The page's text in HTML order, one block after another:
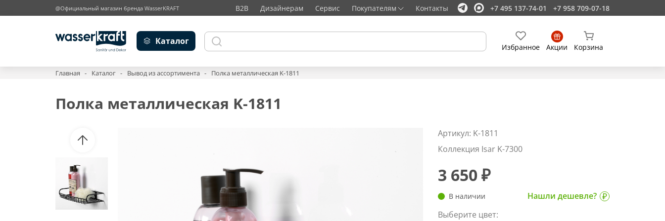
@Официальный магазин бренда WasserKRAFT B2B Дизайнерам Сервис Покупателям Контакты +7 495 137-74-01 +7 958 709-07-18
Каталог
Избранное Акции Корзина
Главная Каталог Вывод из ассортимента Полка металлическая K-1811
Полка металлическая K-1811
Артикул: K-1811
Коллекция Isar K-7300
3 650 ₽
В наличии
Нашли дешевле?
Выберите цвет: